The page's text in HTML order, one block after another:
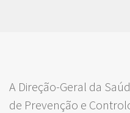
A Direção-Geral da
de Prevenção e